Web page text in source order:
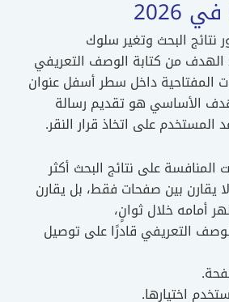
البحث وتغير سلوك
الهدف من كتابة الوصف التعريفي
المفتاحية داخل سطر أسفل عنوان
الأساسي هو تقديم رسالة
على اتخاذ قرار النقر.
المنافسة على نتائج البحث أكثر
يقارن بين صفحات فقط، بل يقارن
أمامه خلال ثوانٍ،
التعريفي قادرًا على توصيل
اختيارها.